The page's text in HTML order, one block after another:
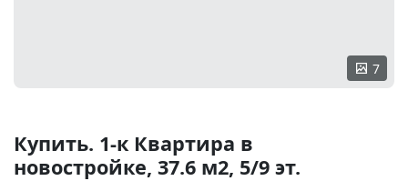
7
Купить. 1-к Квартира в
новостройке, 37.6 м2, 5/9 эт.